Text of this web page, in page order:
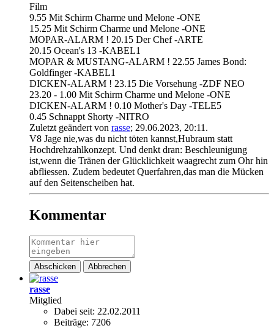
Film
9.55 Mit Schirm Charme und Melone -ONE
15.25 Mit Schirm Charme und Melone -ONE
MOPAR-ALARM ! 20.15 Der Chef -ARTE
20.15 Ocean's 13 -KABEL1
MOPAR & MUSTANG-ALARM ! 22.55 James Bond:
Goldfinger -KABEL1
DICKEN-ALARM ! 23.15 Die Vorsehung -ZDF NEO
23.20 - 1.00 Mit Schirm Charme und Melone -ONE
DICKEN-ALARM ! 0.10 Mother's Day -TELE5
0.45 Schnappt Shorty -NITRO
Zuletzt geändert von rasse; 29.06.2023, 20:11 .
V8 Jage nie,was du nicht töten kannst,Hubraum statt
Hochdrehzahlkonzept. Und denkt dran: Beschleunigung
ist,wenn die Tränen der Glücklichkeit waagrecht zum Ohr hin
abfliessen. Zudem bedeutet Querfahren,das man die Mücken
auf den Seitenscheiben hat.
Kommentar
Abschicken Abbrechen
rasse
Mitglied
Dabei seit: 22.02.2011
Beiträge: 7206